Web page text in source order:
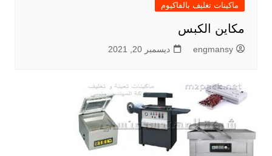
ماكينات تغليف بالفاكيوم
مكاين الكبس
engmansy ديسمبر 20, 2021